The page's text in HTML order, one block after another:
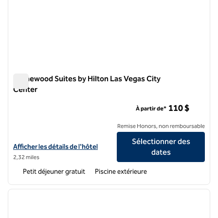
Homewood Suites by Hilton Las Vegas City
Center
Afficher les détails de l'hôtel Homewood Suites by Hilton Las Vegas
Afficher les détails de l'hôtel
2,32 miles
À partir de* 110 $
Remise Honors, non remboursable
Sélectionner des
dates
Petit déjeuner gratuit Piscine extérieure
1 sur 12